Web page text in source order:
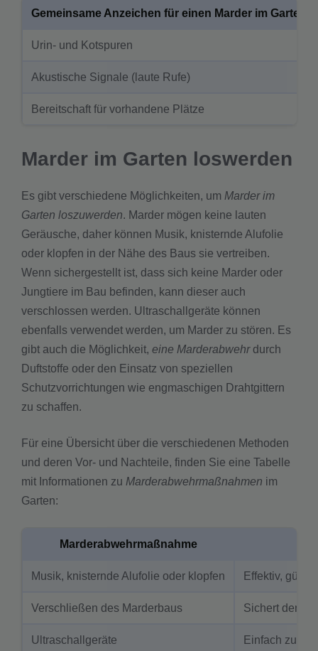
Gemeinsame Anzeichen für einen Marder im Garten
Urin- und Kotspuren
Akustische Signale (laute Rufe)
Bereitschaft für vorhandene Plätze
Marder im Garten loswerden
Es gibt verschiedene Möglichkeiten, um Marder im
Garten loszuwerden. Marder mögen keine lauten
Geräusche, daher können Musik, knisternde Alufolie
oder klopfen in der Nähe des Baus sie vertreiben.
Wenn sichergestellt ist, dass sich keine Marder oder
Jungtiere im Bau befinden, kann dieser auch
verschlossen werden. Ultraschallgeräte können
ebenfalls verwendet werden, um Marder zu stören. Es
gibt auch die Möglichkeit, eine Marderabwehrdurch
Duftstoffe oder den Einsatz von speziellen
Schutzvorrichtungen wie engmaschigen Drahtgittern
zu schaffen.
Für eine Übersicht über die verschiedenen Methoden
und deren Vor- und Nachteile, finden Sie eine Tabelle
mit Informationen zu Marderabwehrmaßnahmen im
Garten:
Marderabwehrmaßnahme
Musik, knisternde Alufolie oder klopfen Effektiv,
Verschließen des Marderbaus Sichert den
Ultraschallgeräte Einfach zu